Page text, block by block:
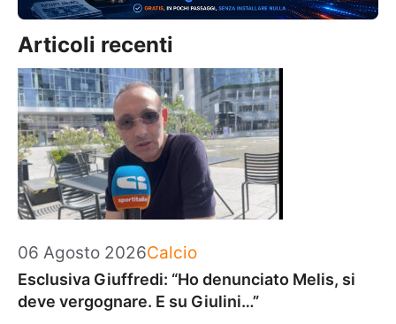
Articoli recenti
06 Agosto 2026Categorie
Calcio
Esclusiva Giuffredi: “Ho denunciato Melis, si
deve vergognare. E su Giulini…”